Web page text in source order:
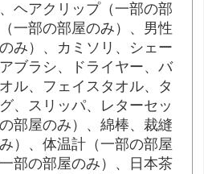
ヘアクリップ（一部の部
一部の部屋のみ）、男性
み）、カミソリ、シェー
ブラシ、ドライヤー、バ
ル、フェイスタオル、タ
、スリッパ、レターセッ
部屋のみ）、綿棒、裁縫
）、体温計（一部の部屋
部の部屋のみ）、日本茶